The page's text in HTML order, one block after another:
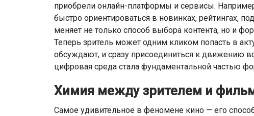
приобрели онлайн-платформы и сервисы.
быстро ориентироваться в новинках, рейтингах,
меняет не только способ выбора контента, но и
Теперь зритель может одним кликом попасть в
обсуждают, и сразу присоединиться к движению
цифровая среда стала фундаментальной частью
Химия между зрителем и
Самое удивительное в феномене кино — его